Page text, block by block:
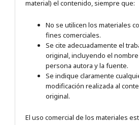
material) el contenido, siempre que:
No se utilicen los materiales
fines comerciales.
Se cite adecuadamente el
original, incluyendo el
persona autora y la fuente.
Se indique claramente
modificación realizada al
original.
El uso comercial de los materiales